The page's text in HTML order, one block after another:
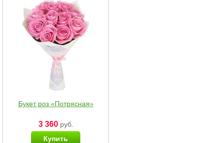
Букет роз «Потрясная»
3 360руб.
Купить